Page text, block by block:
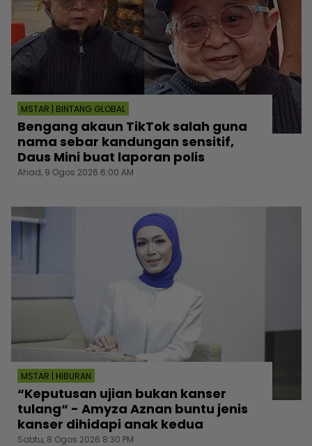
MSTAR | BINTANG GLOBAL
Bengang akaun TikTok salah guna
nama sebar kandungan sensitif,
Daus Mini buat laporan polis
Ahad, 9 Ogos 2026 6:00 AM
MSTAR | HIBURAN
“Keputusan ujian bukan kanser
tulang“ - Amyza Aznan buntu jenis
kanser dihidapi anak kedua
Sabtu, 8 Ogos 2026 8:30 PM